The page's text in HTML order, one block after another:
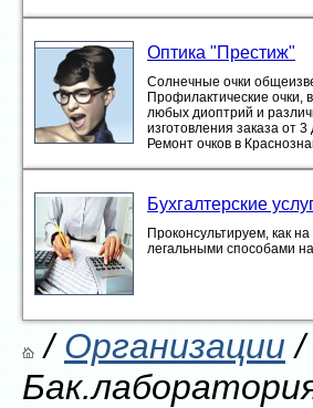
Оптика "Престиж"
Солнечные очки
Профилактические очки,
любых диоптрий и
изготовления заказа от
Ремонт очков в
Бухгалтерские
Проконсультируем, как
легальными способами
/Организации